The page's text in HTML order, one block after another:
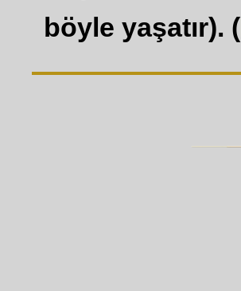
böyle yaşatır). (